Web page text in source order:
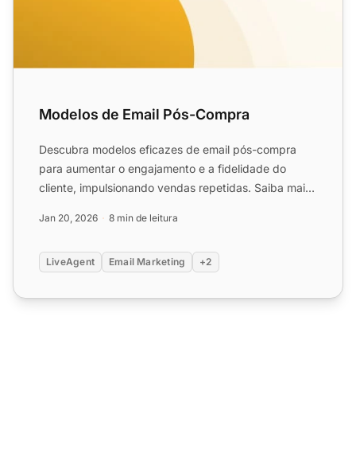
Modelos de Email Pós-Compra
Descubra modelos eficazes de email pós-compra
para aumentar o engajamento e a fidelidade do
cliente, impulsionando vendas repetidas. Saiba mais
Jan 20, 2026 8 min de leitura
LiveAgent Email Marketing +2